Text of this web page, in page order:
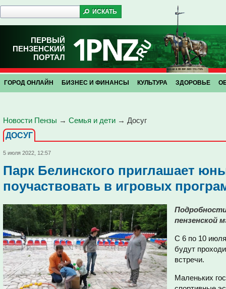
ПЕРВЫЙ
ПЕНЗЕНСКИЙ
ПОРТАЛ
ГОРОД ОНЛАЙН БИЗНЕС И ФИНАНСЫ КУЛЬТУРА ЗДОРОВЬЕ
Новости Пензы → Семья и дети → Досуг
ДОСУГ
5 июля 2022, 12:57
Парк Белинского приглашает
поучаствовать в игровых
Подробности
пензенской
С 6 по 10
будут
встречи.
Маленьких